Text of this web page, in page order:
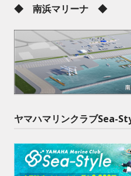
◆ 南浜マリーナ ◆
ヤマハマリンクラブSea-